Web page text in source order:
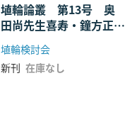
埴輪論叢 第13号 奥
田尚先生喜寿・鐘方正樹
さん還暦記念号
埴輪検討会
新刊 在庫なし